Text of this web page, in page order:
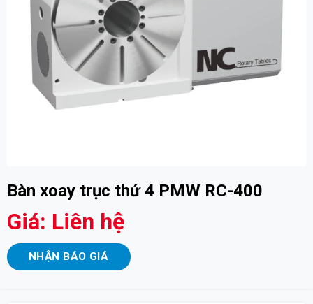
Bàn xoay trục thứ 4 PMW RC-400
Giá: Liên hệ
NHẬN BÁO GIÁ